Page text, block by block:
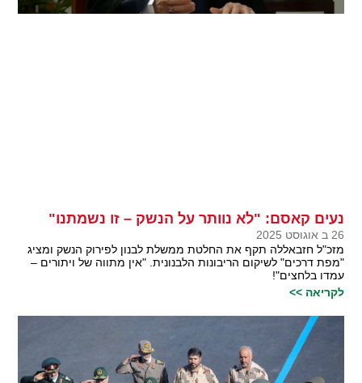
נעים קאסם: "לא נוותר על הנשק – זו נשמתנו"
26 ב אוגוסט 2025
מזכ"ל חזבאללה תקף את החלטת ממשלת לבנון לפירוק הנשק ומציג
"מפת דרכים" לשיקום הריבונות הלבנונית. "אין מתווה של ויתורים –
עמדו בלחצים"!
לקריאה >>